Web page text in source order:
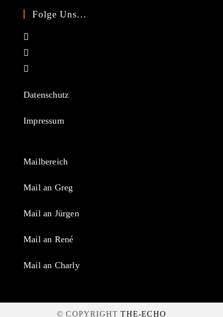
Folge Uns…
a
Datenschutz
Impressum
Mailbereich
Mail an Greg
Mail an Jürgen
Mail an René
Mail an Charly
© COPYRIGHTTHE-ECHO